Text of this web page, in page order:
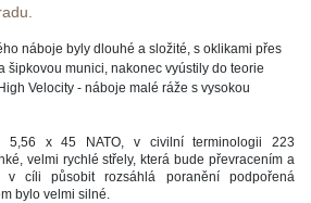
náboje byly dlouhé a složité, s oklikami přes
šipkovou munici, nakonec vyústily do teorie
Velocity - náboje malé ráže s vysokou
5,56 x 45 NATO, v civilní terminologii 223
velmi rychlé střely, která bude převracením a
v cíli působit rozsáhlá poranění podpořená
bylo velmi silné.